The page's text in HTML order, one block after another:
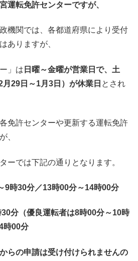
運転免許センターですが、
機関では、各都道府県により受付
ありますが、
」は 日曜～金曜が営業日で、土
月29日～1月3日）が休業日 とされ
免許センターや更新する運転免許
、
ーでは下記の通りとなります。
9時30分／13時00分～14時00分
分（優良運転者は8時00分～10時
時00分
の申請は受け付けられませんの